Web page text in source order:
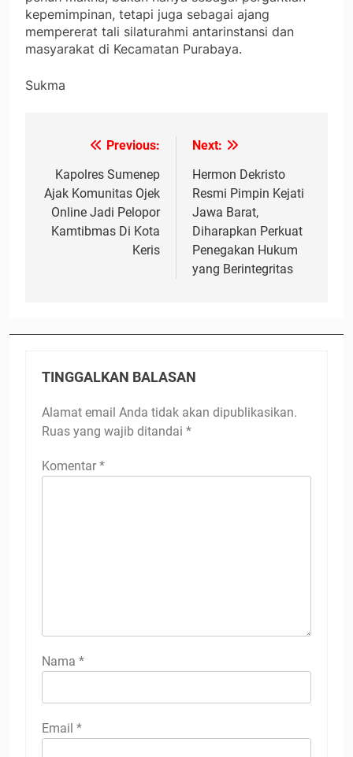
kepemimpinan, tetapi juga sebagai ajang
mempererat tali silaturahmi antarinstansi dan
masyarakat di Kecamatan Purabaya.
Sukma
Navigasi
pos
Previous:
Kapolres Sumenep
Ajak Komunitas Ojek
Online Jadi Pelopor
Kamtibmas Di Kota
Keris
Next:
Hermon Dekristo
Resmi Pimpin Kejati
Jawa Barat,
Diharapkan Perkuat
Penegakan Hukum
yang Berintegritas
TINGGALKAN BALASAN
Alamat email Anda tidak akan dipublikasikan.
Ruas yang wajib ditandai *
Komentar *
Nama *
Email *